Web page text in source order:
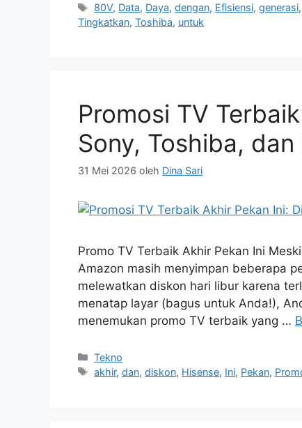
Tag
80V, Data, Daya,dengan, Efisiensi,generasi,
Tingkatkan, Toshiba, untuk
Promosi TV
Sony, Toshiba, dan
31 Mei 2026 oleh Dina Sari
Promo TV Terbaik Akhir Pekan Ini
Amazon masih menyimpan beberapa
melewatkan diskon hari libur karena
menatap layar (bagus untuk Anda!),
menemukan promo TV terbaik yang …
Kategori
Tekno
Tag
akhir,dan,diskon, Hisense, Ini, Pekan,